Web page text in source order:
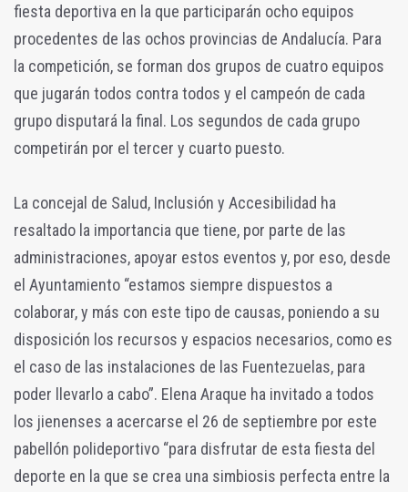
fiesta deportiva en la que participarán ocho equipos
procedentes de las ochos provincias de Andalucía. Para
la competición, se forman dos grupos de cuatro equipos
que jugarán todos contra todos y el campeón de cada
grupo disputará la final. Los segundos de cada grupo
competirán por el tercer y cuarto puesto.
La concejal de Salud, Inclusión y Accesibilidad ha
resaltado la importancia que tiene, por parte de las
administraciones, apoyar estos eventos y, por eso, desde
el Ayuntamiento “estamos siempre dispuestos a
colaborar, y más con este tipo de causas, poniendo a su
disposición los recursos y espacios necesarios, como es
el caso de las instalaciones de las Fuentezuelas, para
poder llevarlo a cabo”. Elena Araque ha invitado a todos
los jienenses a acercarse el 26 de septiembre por este
pabellón polideportivo “para disfrutar de esta fiesta del
deporte en la que se crea una simbiosis perfecta entre la